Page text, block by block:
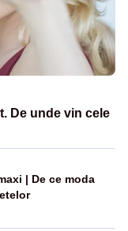
De unde vin cele
| De ce moda